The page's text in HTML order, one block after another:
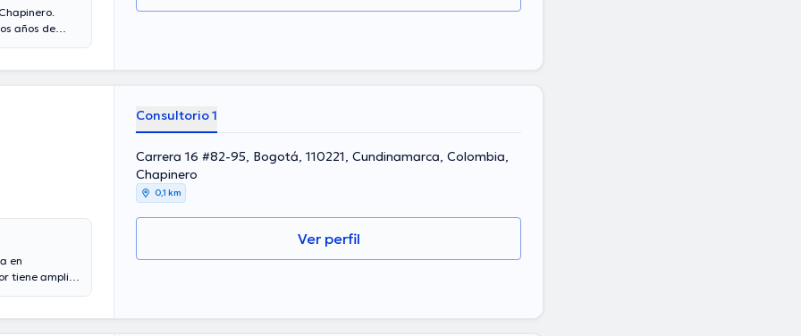
años de
idioma
en
tiene amplios
Consultorio 1
Carrera 16 #82-95, Bogotá, 110221, Cundinamarca, Colombia,
Chapinero
0,1 km
Ver perfil